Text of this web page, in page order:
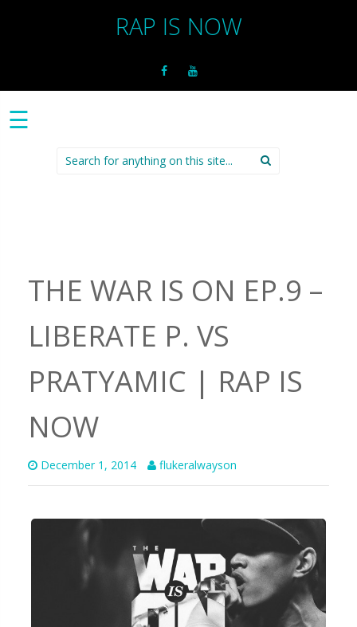
RAP IS NOW
☰
Search
for:
THE WAR IS ON EP.9 –
LIBERATE P. VS
PRATYAMIC | RAP IS
NOW
December 1, 2014 flukeralwayson